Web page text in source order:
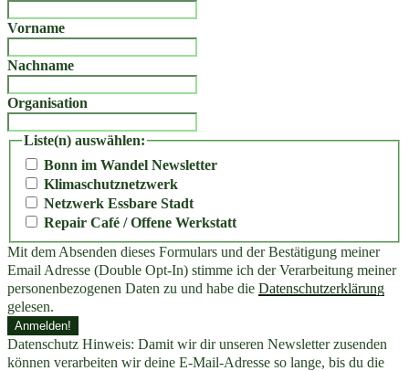
Vorname
Nachname
Organisation
Liste(n) auswählen:
Bonn im Wandel Newsletter
Klimaschutznetzwerk
Netzwerk Essbare Stadt
Repair Café / Offene Werkstatt
Mit dem Absenden dieses Formulars und der Bestätigung meiner
Email Adresse (Double Opt-In) stimme ich der Verarbeitung meiner
personenbezogenen Daten zu und habe die Datenschutzerklärung
gelesen.
Datenschutz Hinweis: Damit wir dir unseren Newsletter zusenden
können verarbeiten wir deine E-Mail-Adresse so lange, bis du die